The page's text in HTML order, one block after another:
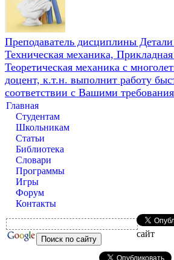
Преподаватель дисциплины
Техническая механика,
Теоретическая механика с
доцент, к.т.н. выполнит работу
соответствии с Вашими
Главная
Студентам
Школьникам
Статьи
Библиотека
Словари
Программы
Игры
Форум
Контакты
сайт